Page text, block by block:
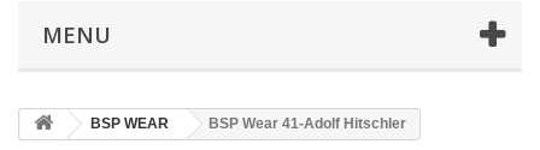
MENU
BSP WEAR BSP Wear 41-Adolf Hitschler